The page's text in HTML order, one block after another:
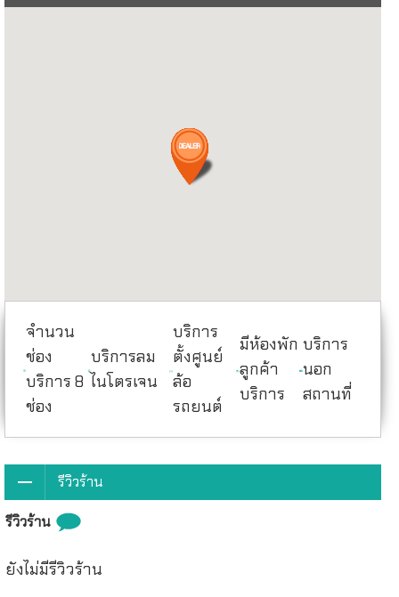
จำนวน
ช่อง
บริการ 8
ช่อง
บริการลม
ไนโตรเจน
บริการ
ตั้งศูนย์
ล้อ
รถยนต์
มีห้องพัก
ลูกค้า
บริการ
บริการ
นอก
สถานที่
รีวิวร้าน
รีวิวร้าน
ยังไม่มีรีวิวร้าน